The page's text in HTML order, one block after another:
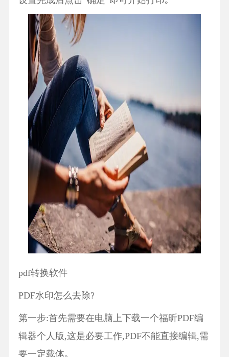
pdf转换软件
PDF水印怎么去除?
第一步:首先需要在电脑上下载一个福昕PDF编
辑器个人版,这是必要工作,PDF不能直接编辑,需
要一定载体｡